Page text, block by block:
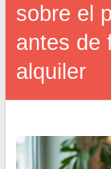
sobre el
antes de
alquiler